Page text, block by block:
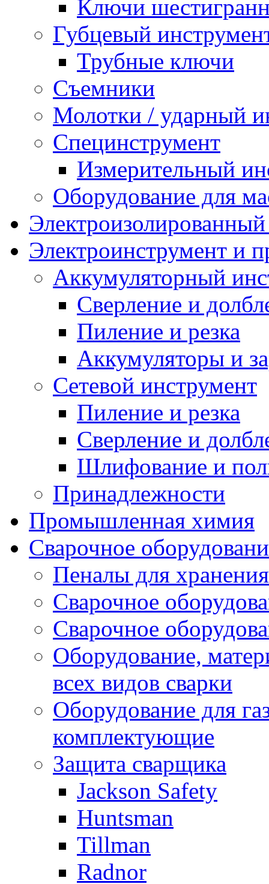
Ключи
Губцевый
Трубные ключи
Съемники
Молотки / ударный
Специнструмент
Измерительный
Оборудование для
Электроинструмент и
Аккумуляторный
Сверление и
Пиление и резка
Аккумуляторы и
Сетевой инструмент
Пиление и резка
Сверление и
Шлифование и
Принадлежности
Промышленная химия
Сварочное
Пеналы для
Сварочное
Сварочное
Оборудование,
всех видов сварки
Оборудование для
комплектующие
Защита сварщика
Jackson Safety
Huntsman
Tillman
Radnor